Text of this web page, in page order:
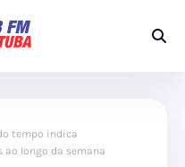
tempo indica
longo da semana